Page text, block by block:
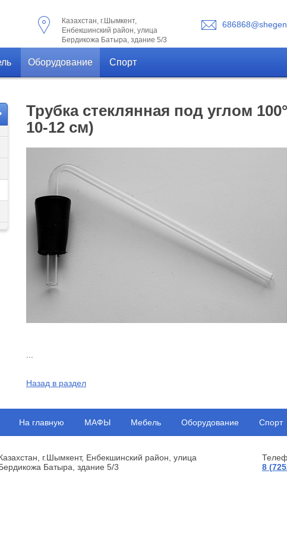
Казахстан, г.Шымкент,
Енбекшинский район, улица
Бердикожа Батыра, здание 5/3
Оборудование Спорт
Трубка стеклянная под углом
10-12 см)
Назад в раздел
На главную МАФЫ Мебель Оборудование Спорт
г.Шымкент, Енбекшинский район, улица
Батыра, здание 5/3
8